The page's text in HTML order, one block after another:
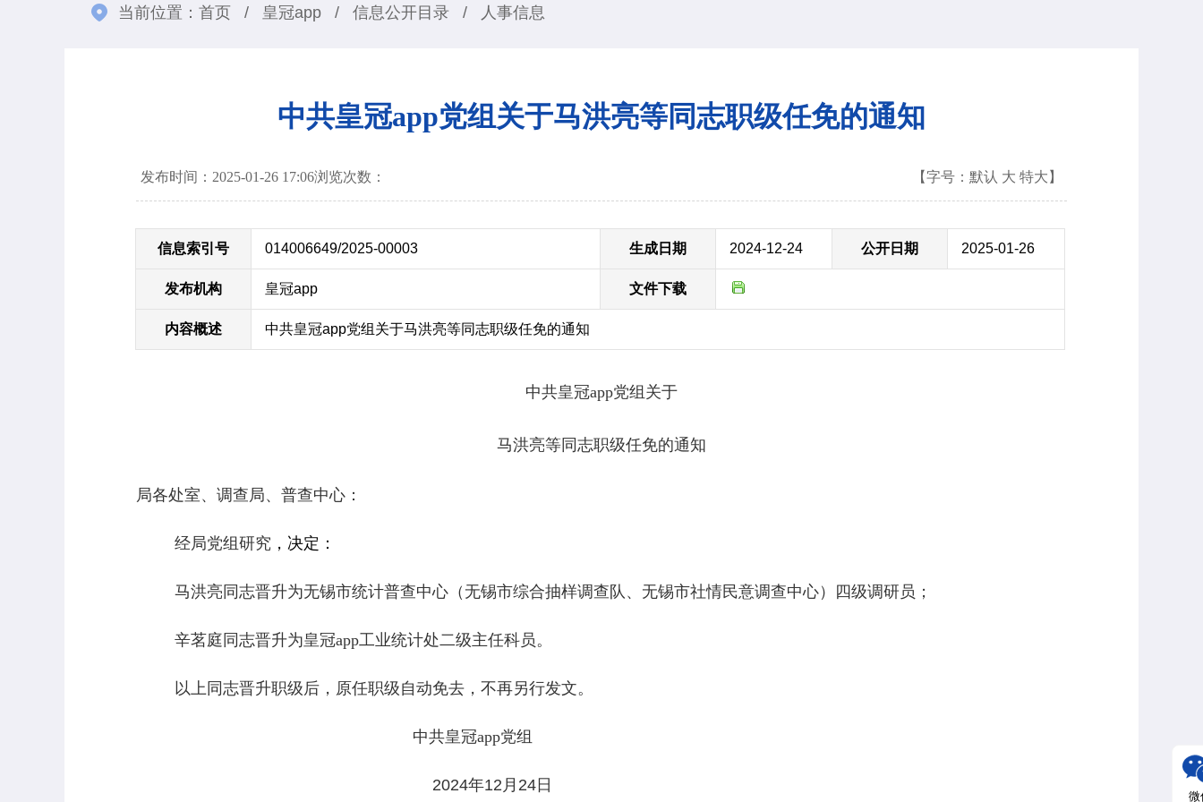
当前位置： 首页 / 皇冠app / 信息公开目录 / 人事信息
中共皇冠app党组关于马洪亮等同志职级任免的通知
发布时间：2025-01-26 17:06浏览次数： 【字号： 默认 大 特大 】
信息索引号 014006649/2025-00003 生成日期 2024-12-24 公开日期 2025-01-26
发布机构 皇冠app 文件下载
内容概述 中共皇冠app党组关于马洪亮等同志职级任免的通知
中共皇冠app党组关于
马洪亮等同志职级任免的通知
局各处室、调查局、普查中心：
经局党组研究 ，决定：
马洪亮同志晋升为无锡市统计普查中心（无锡市综合抽样调查队、无锡市社情民意调查中心）四级调研员；
辛茗庭同志晋升为皇冠app工业统计处二级主任科员。
以上同志晋升职级后，原任职级自动免去，不再另行发文。
中共皇冠app党组
2024年12 月 24日
微